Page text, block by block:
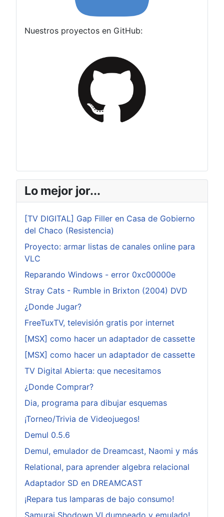
Nuestros proyectos en GitHub:
Lo mejor jor...
[TV DIGITAL] Gap Filler en Casa de Gobierno
del Chaco (Resistencia)
Proyecto: armar listas de canales online para
VLC
Reparando Windows - error 0xc00000e
Stray Cats - Rumble in Brixton (2004) DVD
¿Donde Jugar?
FreeTuxTV, televisión gratis por internet
[MSX] como hacer un adaptador de cassette
[MSX] como hacer un adaptador de cassette
TV Digital Abierta: que necesitamos
¿Donde Comprar?
Dia, programa para dibujar esquemas
¡Torneo/Trivia de Videojuegos!
Demul 0.5.6
Demul, emulador de Dreamcast, Naomi y más
Relational, para aprender algebra relacional
Adaptador SD en DREAMCAST
¡Repara tus lamparas de bajo consumo!
Samurai Shodown VI dumpeado y emulado!